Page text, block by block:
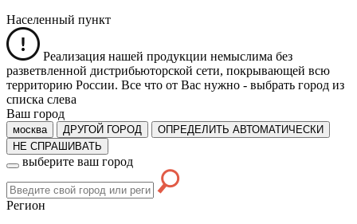
Населенный пункт
Реализация нашей продукции немыслима без
разветвленной дистрибьюторской сети, покрывающей всю
территорию России. Все что от Вас нужно - выбрать город из
списка слева
Ваш город
москва ДРУГОЙ ГОРОД
ОПРЕДЕЛИТЬ АВТОМАТИЧЕСКИ
НЕ СПРАШИВАТЬ
выберите ваш город
Регион